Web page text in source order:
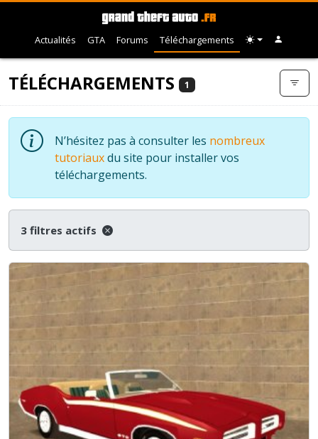
Actualités GTA Forums Téléchargements
TÉLÉCHARGEMENTS 1
N’hésitez pas à consulter les nombreux
tutoriauxdu site pour installer vos
téléchargements.
3 filtres actifs